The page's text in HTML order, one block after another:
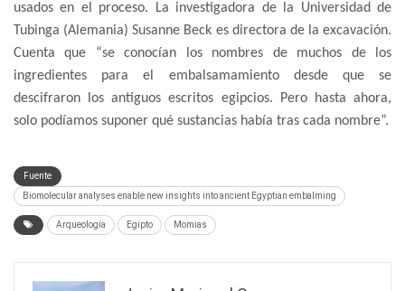
usados en el proceso. La investigadora de la Universidad de
Tubinga (Alemania) Susanne Beck es directora de la excavación.
Cuenta que “se conocían los nombres de muchos de los
ingredientes para el embalsamamiento desde que se
descifraron los antiguos escritos egipcios. Pero hasta ahora,
solo podíamos suponer qué sustancias había tras cada nombre”.
Fuente
Biomolecular analyses enable new insights into ancient Egyptian embalming
Arqueología Egipto Momias